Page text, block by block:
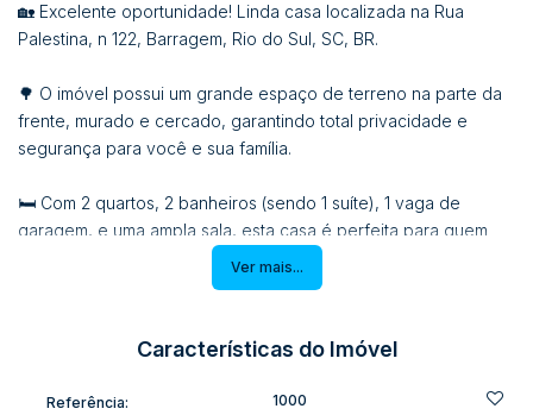
🏡 Excelente oportunidade! Linda casa localizada na Rua
Palestina, n 122, Barragem, Rio do Sul, SC, BR.
🌳 O imóvel possui um grande espaço de terreno na parte da
frente, murado e cercado, garantindo total privacidade e
segurança para você e sua família.
🛏 Com 2 quartos, 2 banheiros (sendo 1 suíte), 1 vaga de
garagem, e uma ampla sala, esta casa é perfeita para quem
busca conforto e tranquilidade.
360m2, esta residência é ideal para quem deseja morar em um
Ver mais...
Características do Imóvel
Referência: 1000